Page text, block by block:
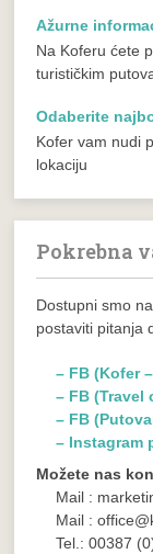
Ažurne
Na Koferu ćete
turističkim
Odaberite
Kofer vam nudi
lokaciju
Pokrebna
Dostupni smo
postaviti pitanja
– FB (Kofer
– FB (Travel
– FB
– Instagram
Možete nas
Mail :
Mail :
Tel.: 00387